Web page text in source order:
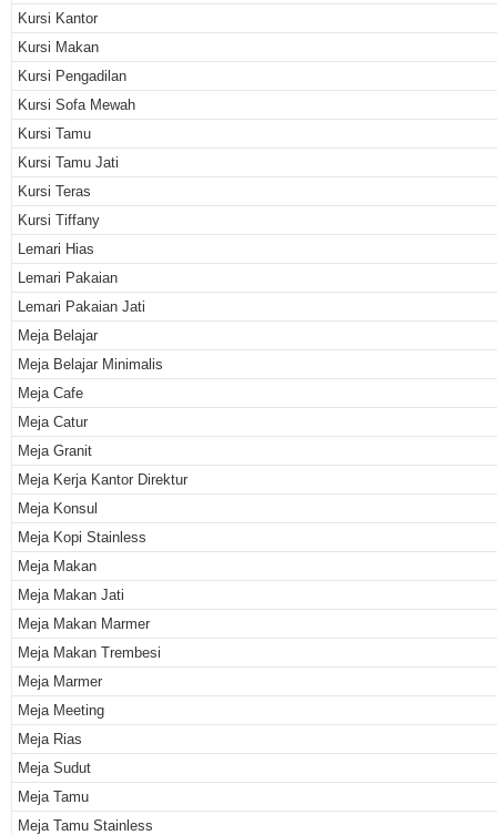
Kursi Kantor
Kursi Makan
Kursi Pengadilan
Kursi Sofa Mewah
Kursi Tamu
Kursi Tamu Jati
Kursi Teras
Kursi Tiffany
Lemari Hias
Lemari Pakaian
Lemari Pakaian Jati
Meja Belajar
Meja Belajar Minimalis
Meja Cafe
Meja Catur
Meja Granit
Meja Kerja Kantor Direktur
Meja Konsul
Meja Kopi Stainless
Meja Makan
Meja Makan Jati
Meja Makan Marmer
Meja Makan Trembesi
Meja Marmer
Meja Meeting
Meja Rias
Meja Sudut
Meja Tamu
Meja Tamu Stainless